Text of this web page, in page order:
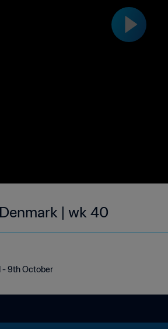
| wk 40
- 9th October